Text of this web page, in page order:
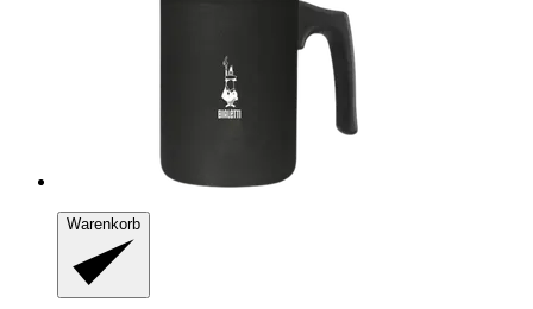
Warenkorb